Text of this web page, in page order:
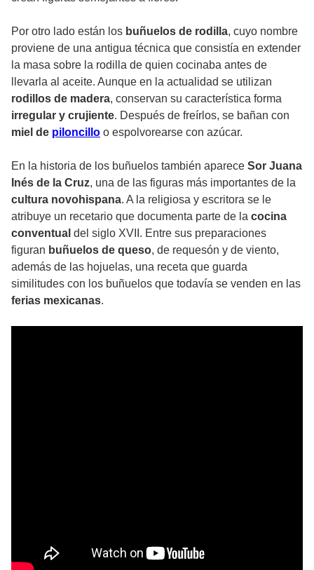
Por otro lado están los buñuelos de rodilla, cuyo nombre
proviene de una antigua técnica que consistía en extender
la masa sobre la rodilla de quien cocinaba antes de
llevarla al aceite. Aunque en la actualidad se utilizan
rodillos de madera, conservan su característica forma
irregular y crujiente. Después de freírlos, se bañan con
miel de piloncillo o espolvorearse con azúcar.
En la historia de los buñuelos también aparece Sor Juana
Inés de la Cruz, una de las figuras más importantes de la
cultura novohispana. A la religiosa y escritora se le
atribuye un recetario que documenta parte de la cocina
conventual del siglo XVII. Entre sus preparaciones
figuran buñuelos de queso, de requesón y de viento,
además de las hojuelas, una receta que guarda
similitudes con los buñuelos que todavía se venden en las
ferias mexicanas.